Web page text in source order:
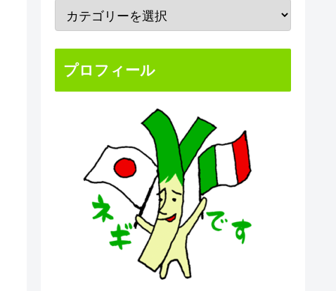
プロフィール